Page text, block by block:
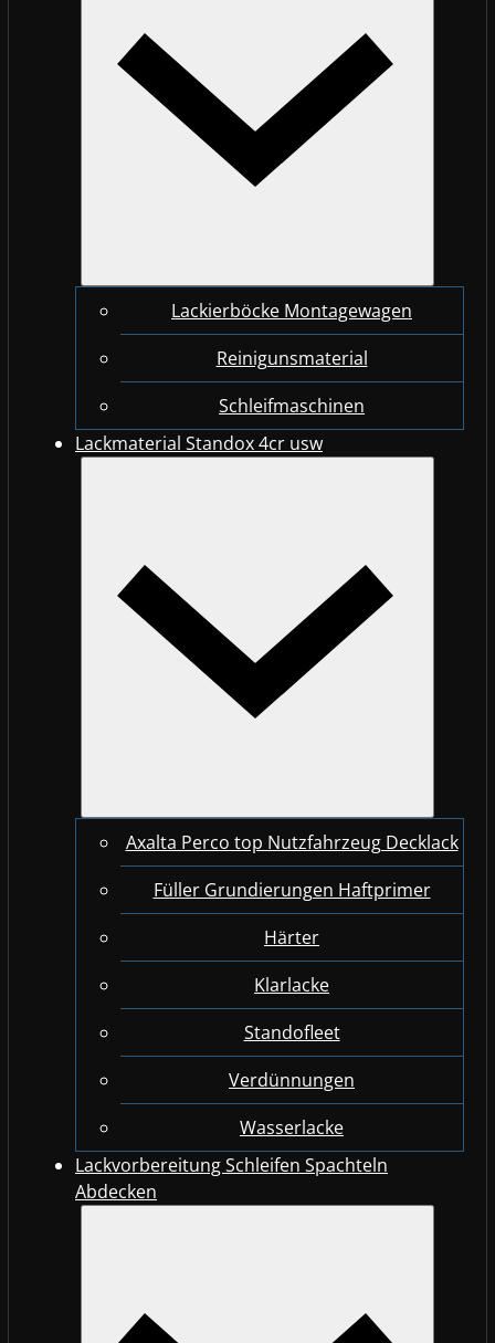
Lackierböcke Montagewagen
Reinigunsmaterial
Schleifmaschinen
Lackmaterial Standox 4cr usw
Axalta Perco top Nutzfahrzeug Decklack
Füller Grundierungen Haftprimer
Härter
Klarlacke
Standofleet
Verdünnungen
Wasserlacke
Lackvorbereitung Schleifen Spachteln
Abdecken